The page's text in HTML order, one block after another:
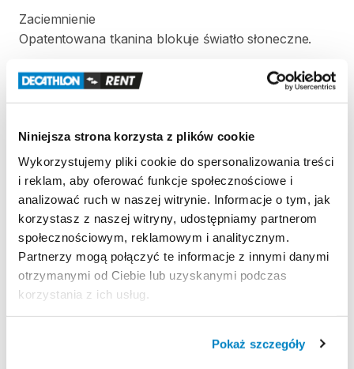
Niniejsza strona korzysta z plików cookie
Wykorzystujemy pliki cookie do spersonalizowania treści
i reklam, aby oferować funkcje społecznościowe i
analizować ruch w naszej witrynie. Informacje o tym, jak
korzystasz z naszej witryny, udostępniamy partnerom
społecznościowym, reklamowym i analitycznym.
Partnerzy mogą połączyć te informacje z innymi danymi
otrzymanymi od Ciebie lub uzyskanymi podczas
korzystania z ich usług.
Pokaż szczegóły
Zaciemnienie
Opatentowana tkanina blokuje światło słoneczne.
Odporność na
wiatr
Wodoodporność
Wodoodporność (Schmerber): Tropik ＞ 2000
Podłoga sypialni ＞ 2400 mm.
Strona produktu w sklepie